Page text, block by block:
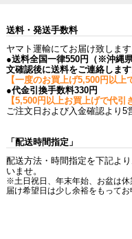
送料・発送手数料
ヤマト運輸にてお届け致します
●送料全国一律550円（※沖縄
文確認後に送料をご連絡します
【一度のお買上げ5,500円以上
●代金引換手数料330円
【5,500円以上お買上げで代引
ご注文日および入金確認より5
「配送時間指定」
配送方法・時間指定を下記よ
いませ。
※土日祝日、年末年始、お盆は
届け希望日は少し余裕をもってお